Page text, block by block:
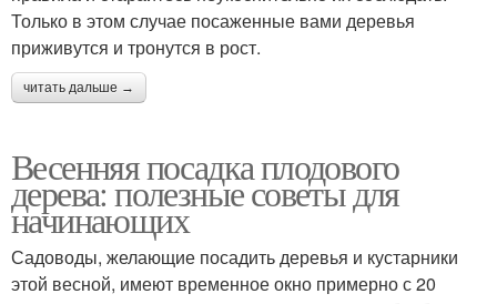
Только в этом случае посаженные вами деревья
приживутся и тронутся в рост.
читать дальше →
Весенняя посадка плодового
дерева: полезные советы для
начинающих
Садоводы, желающие посадить деревья и кустарники
этой весной, имеют временное окно примерно с 20